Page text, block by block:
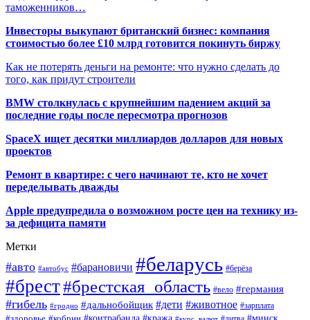
таможенников…
Инвесторы выкупают британский бизнес: компания
стоимостью более £10 млрд готовится покинуть биржу
Как не потерять деньги на ремонте: что нужно сделать до
того, как придут строители
BMW столкнулась с крупнейшим падением акций за
последние годы после пересмотра прогнозов
SpaceX ищет десятки миллиардов долларов для новых
проектов
Ремонт в квартире: с чего начинают те, кто не хочет
переделывать дважды
Apple предупредила о возможном росте цен на технику из-
за дефицита памяти
Метки
#авто #автобус #барановичи #беларусь #берёза
#брест#брестская_область #вело #германия
#гибель #гродно #дальнобойщик #дети #животное #зарплата